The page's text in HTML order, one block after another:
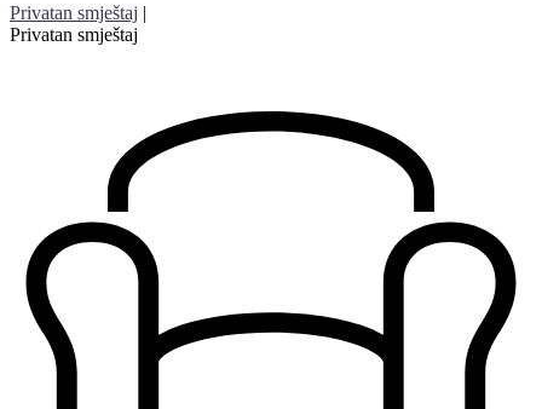
Privatan smještaj |
Privatan smještaj